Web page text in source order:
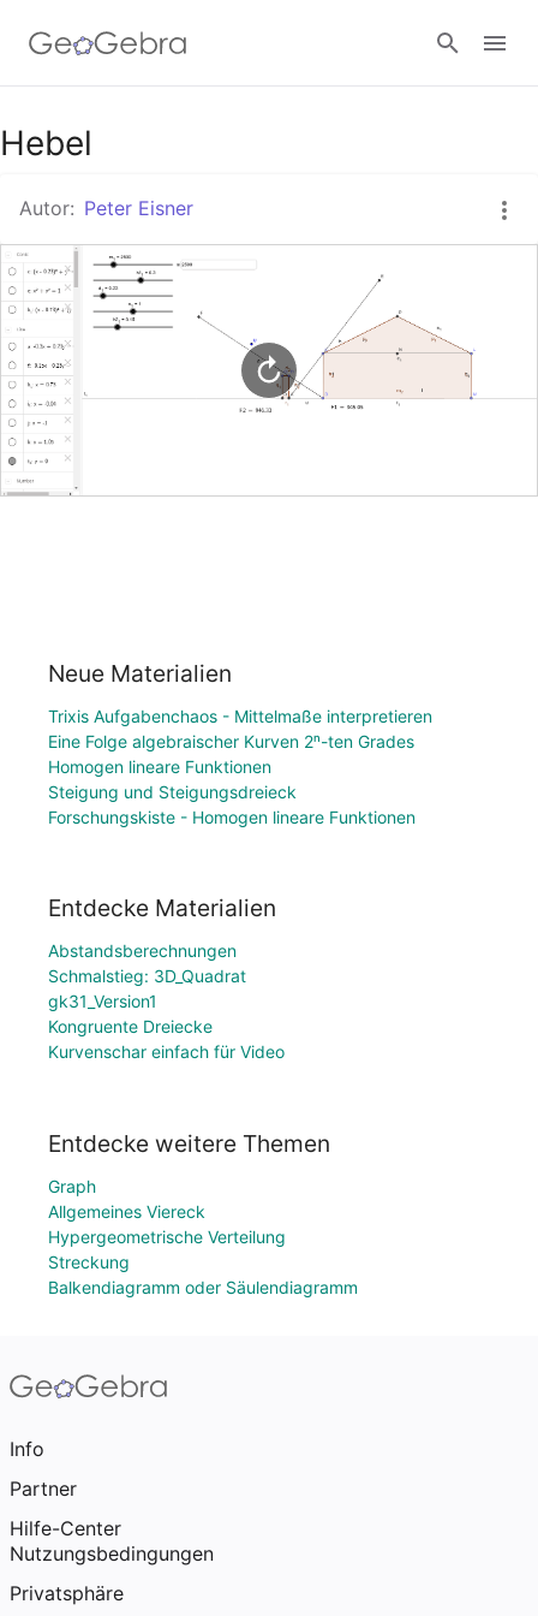
Google Classroom
GeoGebra Classroom
Hebel
Autor: Peter Eisner
Neue Materialien
Trixis Aufgabenchaos - Mittelmaße interpretieren
Eine Folge algebraischer Kurven 2ⁿ-ten Grades
Homogen lineare Funktionen
Steigung und Steigungsdreieck
Forschungskiste - Homogen lineare Funktionen
Entdecke Materialien
Abstandsberechnungen
Schmalstieg: 3D_Quadrat
gk31_Version1
Kongruente Dreiecke
Kurvenschar einfach für Video
Entdecke weitere Themen
Graph
Allgemeines Viereck
Hypergeometrische Verteilung
Streckung
Balkendiagramm oder Säulendiagramm
Info
Partner
Hilfe-Center
Nutzungsbedingungen
Privatsphäre